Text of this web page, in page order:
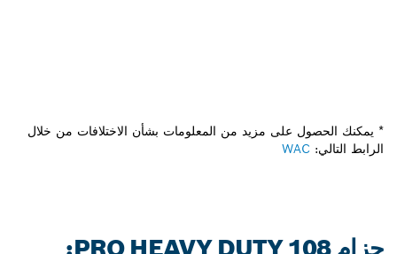
* يمكنك الحصول على مزيد من المعلومات بشأن الاختلافات من خلال
الرابط التالي: WAC